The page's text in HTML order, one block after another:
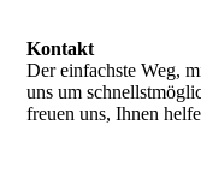
Kontakt
Der einfachste Weg,
uns um
freuen uns, Ihnen